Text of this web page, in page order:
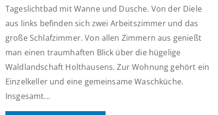
Tageslichtbad mit Wanne und Dusche. Von der Diele
aus links befinden sich zwei Arbeitszimmer und das
große Schlafzimmer. Von allen Zimmern aus genießt
man einen traumhaften Blick über die hügelige
Waldlandschaft Holthausens. Zur Wohnung gehört ein
Einzelkeller und eine gemeinsame Waschküche.
Insgesamt...